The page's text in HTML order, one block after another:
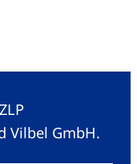
Vilbel GmbH.